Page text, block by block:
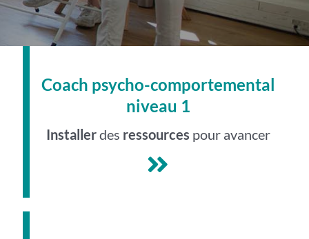
Coach psycho-comportemental
niveau 1
Installerdes ressources pour avancer